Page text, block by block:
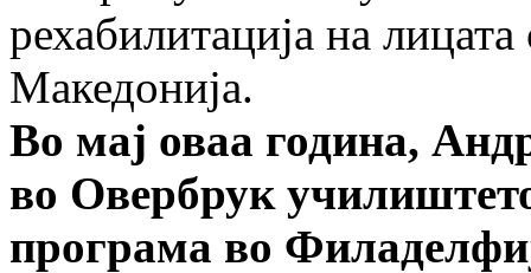
рехабилитација на
Македонија.
Во мај оваа година,
во Овербрук
програма во